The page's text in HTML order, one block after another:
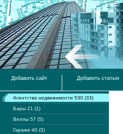
Добавить сайт Добавить статью
Агентства недвижимости 530 (33)
Бары 21 (1)
Виллы 57 (5)
Гаражи 40 (3)